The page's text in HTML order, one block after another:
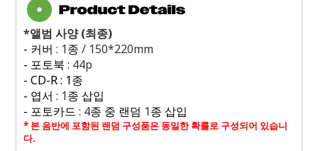
*앨범 사양(최종)
- 커버 : 1종 / 150*220mm
- 포토북 : 44p
- CD-R : 1종
- 엽서 : 1종 삽입
- 포토카드 : 4종 중 랜덤 1종 삽입
* 본 음반에 포함된 랜덤 구성품은 동일한 확률로 구성되어 있습니
다.